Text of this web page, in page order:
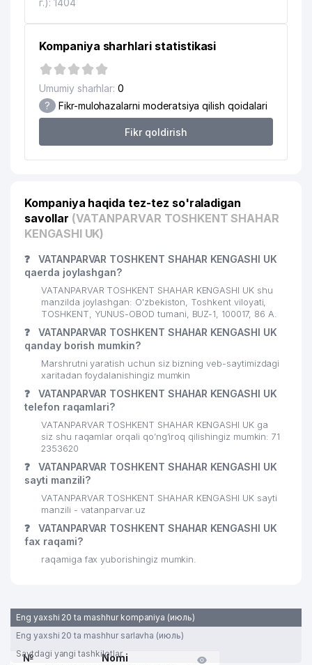
19 QOZOX MADANIYAT MARKAZI 685 м
O'ZBEKISTONDAGI NIDERLAND
QIROLLIGI KONSULLIGI
21 PARKER RUSSELL FINANCE MChJ
PARKER RUSSELL AUDIT MChJ
AUDITOR TASHKILOTI
INTELLECT NODAVLAT TA'LIM
24
O'ZBEKISTON RESPUBLIKASI
AVTOMOBIL YO'LLARI DAVLAT
QO'MITASI
773 м
25 YO'L-LOYIHA BYUROSI MChJ 776 м
MIRZO-ULUGBEK TUMANI
823 м
MAHALLA FONDI MIRZO-ULUGBEK
BO'LIMI
29
MIRZAKALON ISMOILIY MAHALLA
QO'MITASI
889 м
г.): 1404
Kompaniya sharhlari statistikasi
Umumiy sharhlar: 0
? Fikr-mulohazalarni moderatsiya qilish qoidalari
Fikr qoldirish
Kompaniya haqida tez-tez so'raladigan
savollar (VATANPARVAR TOSHKENT SHAHAR
KENGASHI UK)
❓
VATANPARVAR TOSHKENT SHAHAR KENGASHI UK
qaerda joylashgan?
VATANPARVAR TOSHKENT SHAHAR KENGASHI UK shu
manzilda joylashgan: O'zbekiston, Toshkent viloyati,
TOSHKENT, YUNUS-OBOD tumani, BUZ-1, 100017, 86 А.
❓
VATANPARVAR TOSHKENT SHAHAR KENGASHI UK
qanday borish mumkin?
Marshrutni yaratish uchun siz bizning veb-saytimizdagi
xaritadan foydalanishingiz mumkin
❓
VATANPARVAR TOSHKENT SHAHAR KENGASHI UK
telefon raqamlari?
VATANPARVAR TOSHKENT SHAHAR KENGASHI UK ga
siz shu raqamlar orqali qo’ng’iroq qilishingiz mumkin: 71
2353620
❓
VATANPARVAR TOSHKENT SHAHAR KENGASHI UK
sayti manzili?
VATANPARVAR TOSHKENT SHAHAR KENGASHI UK sayti
manzili - vatanparvar.uz
❓
VATANPARVAR TOSHKENT SHAHAR KENGASHI UK
fax raqami?
raqamiga fax yuborishingiz mumkin.
Eng yaxshi 20 ta mashhur kompaniya (июль)
Eng yaxshi 20 ta mashhur sarlavha (июль)
Saytdagi yangi tashkilotlar
№
Nomi